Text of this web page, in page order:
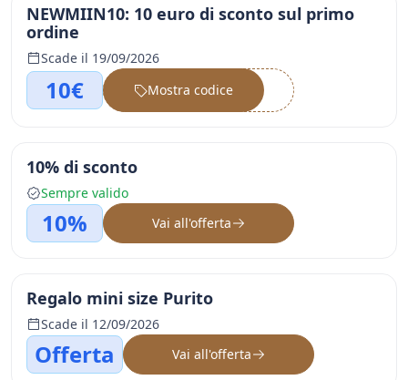
NEWMIIN10: 10 euro di sconto sul primo
ordine
Scade il 19/09/2026
10€ ••••••
Mostra codice
10% di sconto
Sempre valido
10% Vai all'offerta
Regalo mini size Purito
Scade il 12/09/2026
Offerta Vai all'offerta